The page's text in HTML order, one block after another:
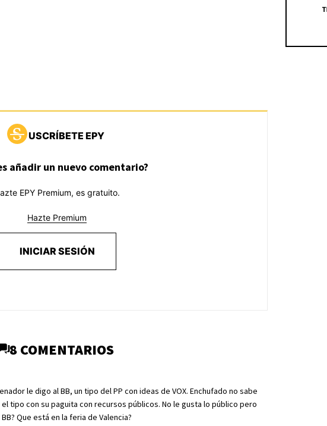
USCRÍBETE EPY
añadir un nuevo comentario?
EPY Premium, es gratuito.
Hazte Premium
INICIAR SESIÓN
8 COMENTARIOS
le digo al BB, un tipo del PP con ideas de VOX. Enchufado no sabe
tipo con su paguita con recursos públicos. No le gusta lo público pero
Que está en la feria de Valencia?